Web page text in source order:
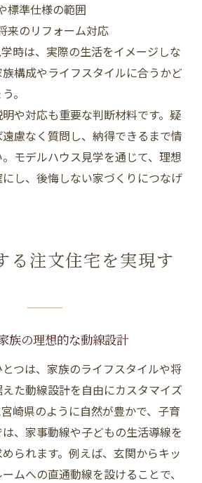
標準仕様の範囲
来のリフォーム対応
時は、実際の生活をイメージしな
構成やライフスタイルに合うかど
。
や対応も重要な判断材料です。疑
慮なく質問し、納得できるまで情
モデルハウス見学を通じて、理想
し、後悔しない家づくりにつなげ
る注文住宅を実現す
族の理想的な動線設計
つは、家族のライフスタイルや将
た動線設計を自由にカスタマイズ
崎県のように自然が豊かで、子育
、家事動線や子どもの生活導線を
られます。例えば、玄関からキッ
ムへの直通動線を設けることで、